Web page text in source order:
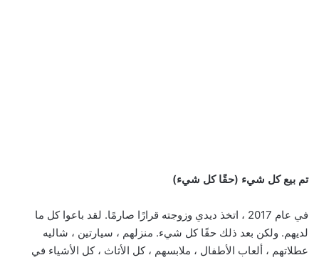
تم بيع كل شيء (حقًا كل شيء)
في عام 2017 ، اتخذ ديدي وزوجته قرارًا صارمًا. لقد باعوا كل ما
لديهم. ولكن بعد ذلك حقًا كل شيء. منزلهم ، سيارتين ، شاليه
عطلاتهم ، ألعاب الأطفال ، ملابسهم ، كل الأثاث ، كل الأشياء في